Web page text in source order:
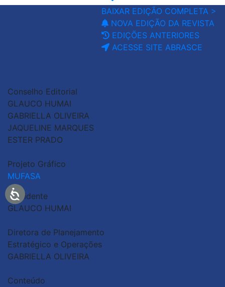
BAIXAR EDIÇÃO COMPLETA >
NOVA EDIÇÃO DA REVISTA
EDIÇÕES ANTERIORES
ACESSE SITE ABRASCE
Conselho Editorial
GLAUCO HUMAI
GABRIELLA OLIVEIRA
JAQUELINE MARQUES
ESTER PRADO
Projeto Gráfico
MUFASA
Presidente
GLAUCO HUMAI
Diretora de Planejamento
Estratégico e Operações
GABRIELLA OLIVEIRA
Conteúdo